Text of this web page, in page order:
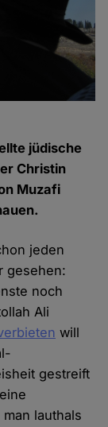
jüdische
Christin
Muzafi
jeden
gesehen:
noch
Ali
will
gestreift
lauthals